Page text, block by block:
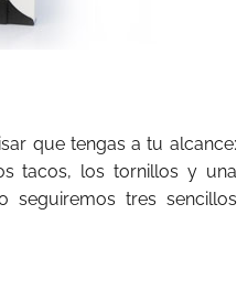
que tengas a tu alcance:
tacos, los tornillos y una
seguiremos tres sencillos